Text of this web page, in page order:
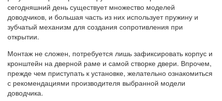
сегодняшний день существует множество моделей
доводчиков, и большая часть из них использует пружину и
зубчатый механизм для создания сопротивления при
открытии.
Монтаж не сложен, потребуется лишь зафиксировать корпус и
кронштейн на дверной раме и самой створке двери. Впрочем,
прежде чем приступать к установке, желательно ознакомиться
с рекомендациями производителя выбранной модели
доводчика.